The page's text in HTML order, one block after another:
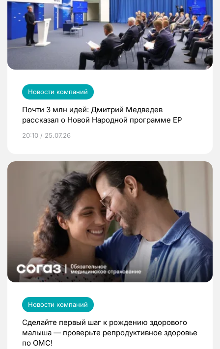
Новости компаний
Почти 3 млн идей: Дмитрий Медведев
рассказал о Новой Народной программе ЕР
20:10 / 25.07.26
Новости компаний
Сделайте первый шаг к рождению здорового
малыша — проверьте репродуктивное здоровье
по ОМС!